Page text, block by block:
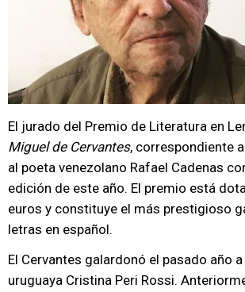
El jurado del Premio de Literatura en
Miguel de Cervantes, correspondiente
al poeta venezolano Rafael Cadenas
edición de este año. El premio está
euros y constituye el más prestigioso
letras en español.
El Cervantes galardonó el pasado año
uruguaya Cristina Peri Rossi.